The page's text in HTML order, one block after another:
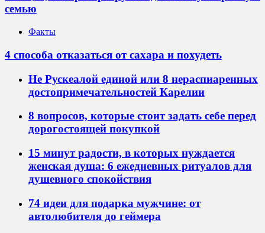
семью
Факты
4 способа отказаться от сахара и похудеть
Не Рускеалой единой или 8 нераспиаренных
достопримечательностей Карелии
8 вопросов, которые стоит задать себе перед
дорогостоящей покупкой
15 минут радости, в которых нуждается
женская душа: 6 ежедневных ритуалов для
душевного спокойствия
74 идеи для подарка мужчине: от
автолюбителя до геймера